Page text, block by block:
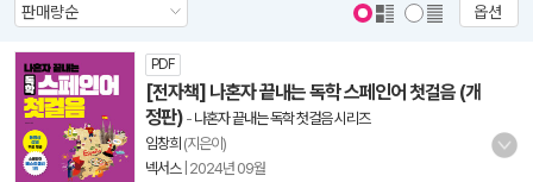
옵션
PDF
[전자책] 나혼자 끝내는 독학 스페인어 첫걸음 (개
정판) - 나혼자 끝내는 독학 첫걸음 시리즈
임창희 (지은이)
넥서스| 2024년 09월